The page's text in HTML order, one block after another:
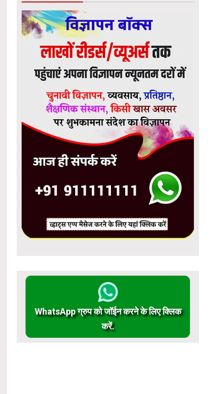
WhatsApp ग्रुप को जॉईन करने के लिए क्लिक
करें.